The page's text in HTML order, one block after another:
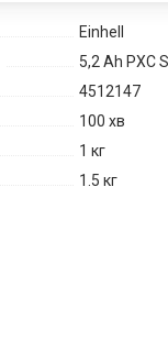
Einhell
5,2 Ah PXC
4512147
100 хв
1 кг
1.5 кг